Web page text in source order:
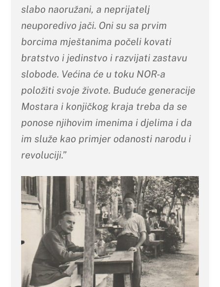
slabo naoružani, a neprijatelj
neuporedivo jači. Oni su sa prvim
borcima mještanima počeli kovati
bratstvo i jedinstvo i razvijati zastavu
slobode. Većina će u toku NOR-a
položiti svoje živote. Buduće generacije
Mostara i konjičkog kraja treba da se
ponose njihovim imenima i djelima i da
im služe kao primjer odanosti narodu i
revoluciji.”